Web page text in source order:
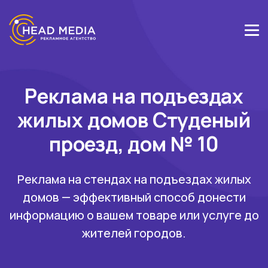
Реклама на подъездах
жилых домов Студеный
проезд, дом № 10
Реклама на стендах на подъездах жилых
домов — эффективный способ донести
информацию о вашем товаре или услуге до
жителей городов.